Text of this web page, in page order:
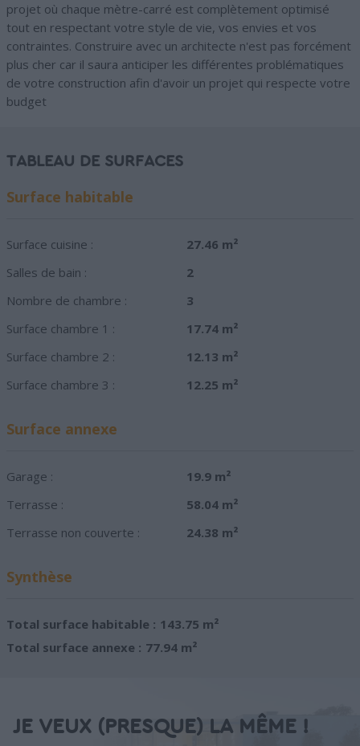
projet où chaque mètre-carré est complètement optimisé
tout en respectant votre style de vie, vos envies et vos
contraintes. Construire avec un architecte n'est pas forcément
plus cher car il saura anticiper les différentes problématiques
de votre construction afin d'avoir un projet qui respecte votre
budget
TABLEAU DE SURFACES
Surface habitable
Surface cuisine :
27.46 m²
Salles de bain :
2
Nombre de chambre :
3
Surface chambre 1 :
17.74 m²
Surface chambre 2 :
12.13 m²
Surface chambre 3 :
12.25 m²
Surface annexe
Garage :
19.9 m²
Terrasse :
58.04 m²
Terrasse non couverte :
24.38 m²
Synthèse
Total surface habitable : 143.75 m²
Total surface annexe : 77.94 m²
JE VEUX (PRESQUE) LA MÊME !